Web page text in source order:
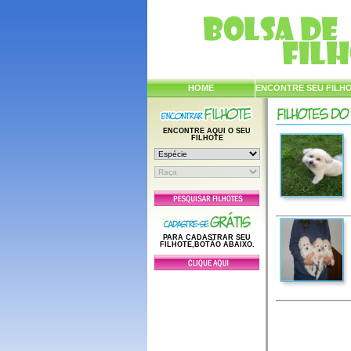
HOME ENCONTRE SEU
ENCONTRE AQUI O SEU
FILHOTE
PARA CADASTRAR SEU
FILHOTE,BOTÃO ABAIXO.